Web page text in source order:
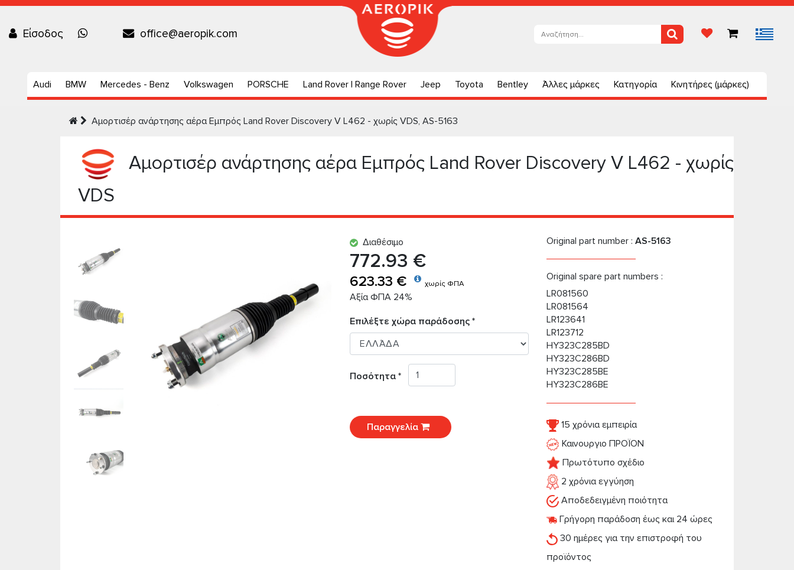
Είσοδος office@aeropik.com
Audi BMW Mercedes - Benz Volkswagen PORSCHE Land Rover | Range Rover Jeep Toyota Bentley Άλλες μάρκες Κατηγορία Κινητήρες (μάρκες)
Αμορτισέρ ανάρτησης αέρα Εμπρός Land Rover Discovery V L462 - χωρίς VDS, AS-5163
Αμορτισέρ ανάρτησης αέρα Εμπρός Land Rover Discovery V L462 - χωρίς
VDS
Διαθέσιμο
772.93 €
623.33 € χωρίς ΦΠΑ
Αξία ΦΠΑ 24%
Επιλέξτε χώρα παράδοσης *
Ποσότητα *
Παραγγελία
Original part number : AS-5163
Original spare part numbers :
LR081560
LR081564
LR123641
LR123712
HY323C285BD
HY323C286BD
HY323C285BE
HY323C286BE
15 χρόνια εμπειρία
Καινουργιο ΠΡΟΪΟΝ
Πρωτότυπο σχέδιο
2 χρόνια εγγύηση
Αποδεδειγμένη ποιότητα
Γρήγορη παράδοση έως και 24 ώρες
30 ημέρες για την επιστροφή του
προϊόντος